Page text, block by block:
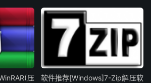
压
软件推荐[Windows]7-Zip解压软